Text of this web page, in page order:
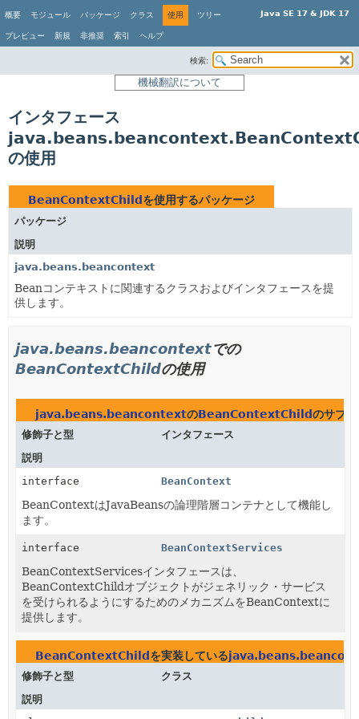
Java SE 17 & JDK 17
概要 モジュール パッケージ クラス 使用 ツリー
プレビュー 新規 非推奨 索引 ヘルプ
検索:
機械翻訳について
インタフェース
の使用
BeanContextChild を使用するパッケージ
パッケージ
説明
java.beans.beancontext
Beanコンテキストに関連するクラスおよびインタフェースを提
供します。
java.beans.beancontextでの
BeanContextChildの使用
java.beans.beancontextのBeanContextChildのサブ
修飾子と型
インタフェース
説明
interface
BeanContext
BeanContextはJavaBeansの論理階層コンテナとして機能し
ます。
interface BeanContextServices
BeanContextServicesインタフェースは、
BeanContextChildオブジェクトがジェネリック・サービス
を受けられるようにするためのメカニズムをBeanContextに
提供します。
BeanContextChild を実装している
修飾子と型
クラス
説明